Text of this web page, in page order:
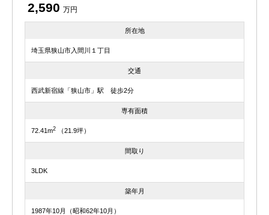
2,590 万円
所在地
埼玉県狭山市入間川１丁目
交通
西武新宿線「狭山市」駅 徒歩2分
専有面積
72.41m2 （21.9坪）
間取り
3LDK
築年月
1987年10月（昭和62年10月）